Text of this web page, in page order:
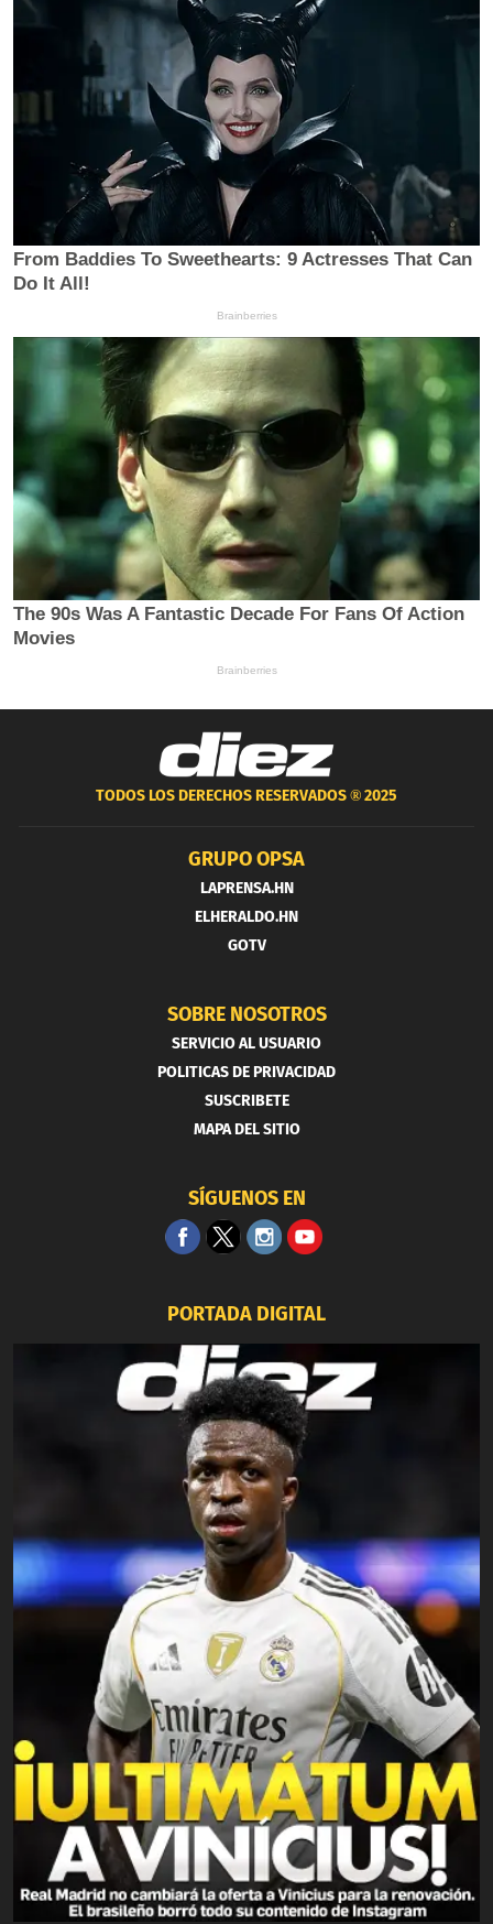
TODOS LOS DERECHOS RESERVADOS ®2025
GRUPO OPSA
LAPRENSA.HN
ELHERALDO.HN
GOTV
SOBRE NOSOTROS
SERVICIO AL USUARIO
POLITICAS DE PRIVACIDAD
SUSCRIBETE
MAPA DEL SITIO
SÍGUENOS EN
PORTADA DIGITAL